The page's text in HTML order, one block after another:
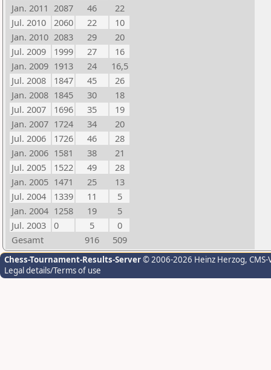
Jan. 2011 2087 46
22
Jul. 2010
2060 22
10
Jan. 2010 2083 29
20
Jul. 2009
1999 27
16
Jan. 2009 1913 24
16,5
Jul. 2008
1847 45
26
Jan. 2008 1845 30
18
Jul. 2007
1696 35
19
Jan. 2007 1724 34
20
Jul. 2006
1726 46
28
Jan. 2006 1581 38
21
Jul. 2005
1522 49
28
Jan. 2005 1471 25
13
Jul. 2004
1339 11
5
Jan. 2004 1258 19
5
Jul. 2003
0 5
0
Gesamt
916 509
Chess-Tournament-Results-Server© 2006-2026 Heinz Herzog,
Legal details/Terms of use